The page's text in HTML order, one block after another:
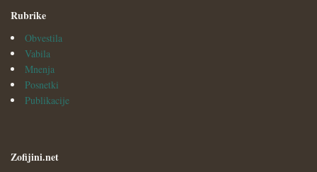
Rubrike
Obvestila
Vabila
Mnenja
Posnetki
Publikacije
Zofijini.net